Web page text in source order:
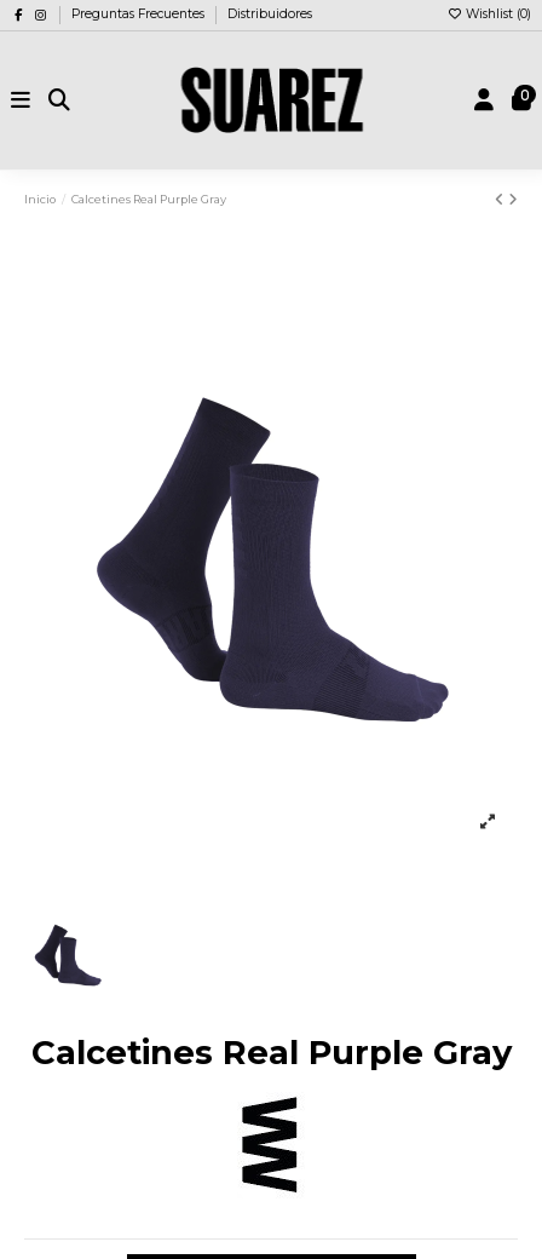
Preguntas Frecuentes Distribuidores Wishlist (0)
0
Inicio Calcetines Real Purple Gray
Calcetines Real Purple Gray